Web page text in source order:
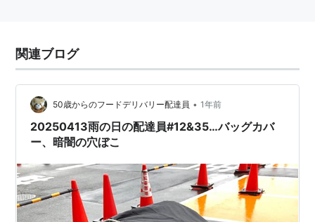
関連ブログ
50歳からのフードデリバリー配達員 • 1年前
20250413雨の日の配達員#12&35…バッグカバ
ー、暗闇の穴ぼこ